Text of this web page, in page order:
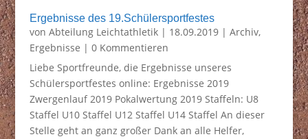
Ergebnisse des 19.Schülersportfestes
von Abteilung Leichtathletik| 18.09.2019| Archiv,
Ergebnisse | 0 Kommentieren
Liebe Sportfreunde, die Ergebnisse unseres
Schülersportfestes online: Ergebnisse 2019
Zwergenlauf 2019 Pokalwertung 2019 Staffeln: U8
Staffel U10 Staffel U12 Staffel U14 Staffel An dieser
Stelle geht an ganz großer Dank an alle Helfer,